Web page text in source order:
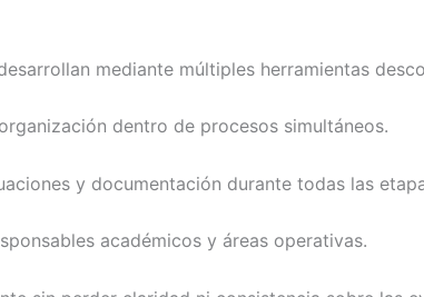
mediante múltiples herramientas
dentro de procesos simultáneos.
y documentación durante todas las
académicos y áreas operativas.